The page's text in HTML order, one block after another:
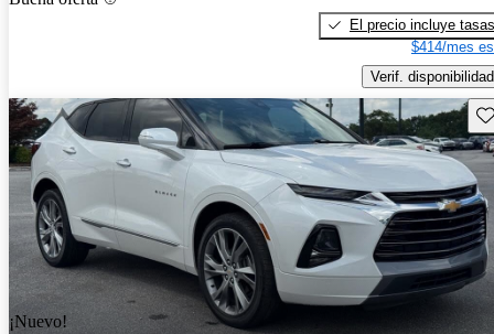
El precio incluye tasas
$414/mes
Verif. disponibilidad
¡Nuevo!